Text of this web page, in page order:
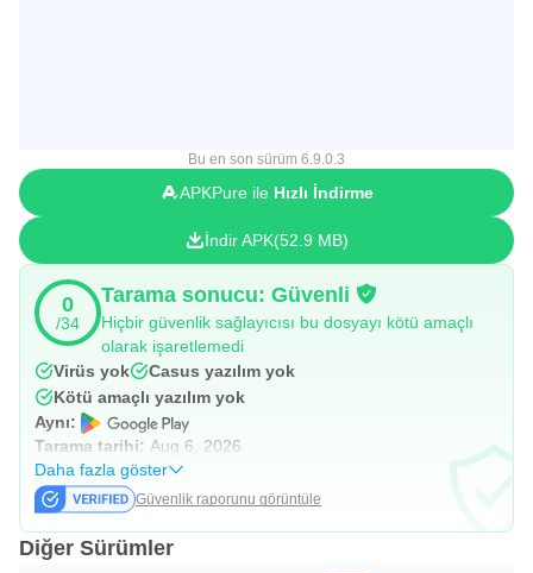
Bu en son sürüm 6.9.0.3
APKPure ile Hızlı İndirme
İndir APK 52.9 MB
0
/34
Tarama sonucu: Güvenli
Hiçbir güvenlik sağlayıcısı bu dosyayı kötü amaçlı
olarak işaretlemedi
Virüs yok
Casus yazılım yok
Kötü amaçlı yazılım yok
Aynı:
Tarama tarihi: Aug 6, 2026
Daha fazla göster
Güvenlik raporunu görüntüle
Diğer Sürümler